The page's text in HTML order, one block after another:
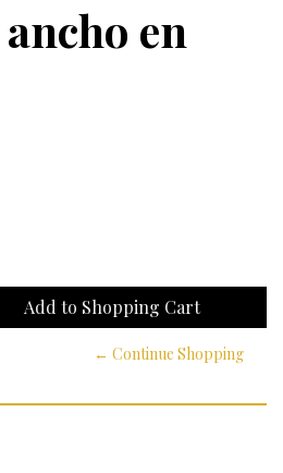
en
← Continue Shopping